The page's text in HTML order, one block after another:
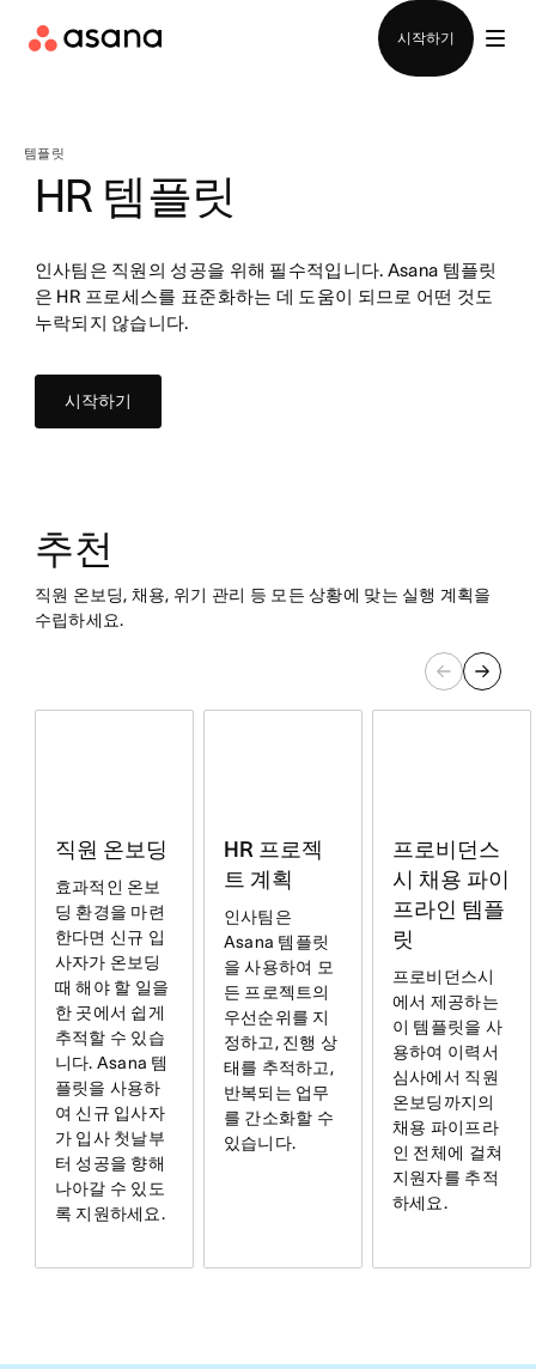
시작하기
템플릿
HR 템플릿
인사팀은 직원의 성공을 위해 필수적입니다. Asana 템플릿
은 HR 프로세스를 표준화하는 데 도움이 되므로 어떤 것도
누락되지 않습니다.
시작하기
추천
직원 온보딩, 채용, 위기 관리 등 모든 상황에 맞는 실행 계획을
수립하세요.
직원 온보딩
효과적인 온보
딩 환경을 마련
한다면 신규 입
사자가 온보딩
때 해야 할 일을
한 곳에서 쉽게
추적할 수 있습
니다. Asana 템
플릿을 사용하
여 신규 입사자
가 입사 첫날부
터 성공을 향해
나아갈 수 있도
록 지원하세요.
HR 프로젝
트 계획
인사팀은
Asana 템플릿
을 사용하여 모
든 프로젝트의
우선순위를 지
정하고, 진행 상
태를 추적하고,
반복되는 업무
를 간소화할 수
있습니다.
프로비던스
시 채용 파이
프라인 템플
릿
프로비던스시
에서 제공하는
이 템플릿을 사
용하여 이력서
심사에서 직원
온보딩까지의
채용 파이프라
인 전체에 걸쳐
지원자를 추적
하세요.